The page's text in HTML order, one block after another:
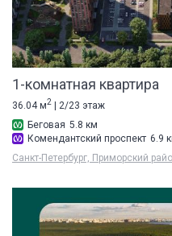
1-комнатная квартира
36.04 м2
| 2/23 этаж
Беговая 5.8 км
Комендантский проспект 6.9
Санкт-Петербург, Приморский